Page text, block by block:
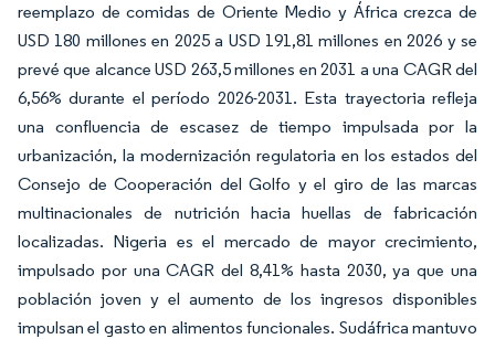
reemplazo de comidas de Oriente Medio y África crezca de
USD 180 millones en 2025 a USD 191,81 millones en 2026 y se
prevé que alcance USD 263,5 millones en 2031 a una CAGR del
6,56% durante el período 2026-2031. Esta trayectoria refleja
una confluencia de escasez de tiempo impulsada por la
urbanización, la modernización regulatoria en los estados del
Consejo de Cooperación del Golfo y el giro de las marcas
multinacionales de nutrición hacia huellas de fabricación
localizadas. Nigeria es el mercado de mayor crecimiento,
impulsado por una CAGR del 8,41% hasta 2030, ya que una
población joven y el aumento de los ingresos disponibles
impulsan el gasto en alimentos funcionales. Sudáfrica mantuvo